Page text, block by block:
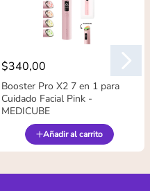
$340,00
Booster Pro X2 7 en 1 para
Cuidado Facial Pink -
MEDICUBE
Añadir al carrito